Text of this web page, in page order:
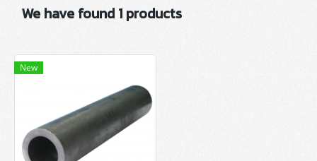
We have found 1 products
New